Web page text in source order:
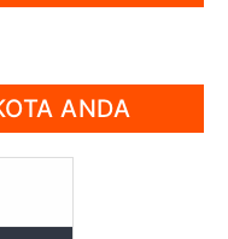
ANDA